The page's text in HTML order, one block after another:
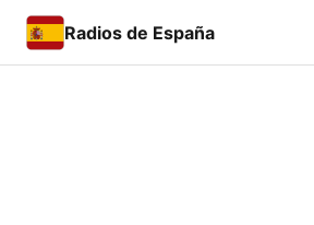
Radios de España